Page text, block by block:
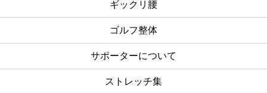
ギックリ腰
ゴルフ整体
サポーターについて
ストレッチ集